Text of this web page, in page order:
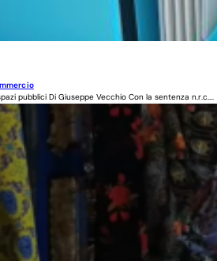
pubblici Di Giuseppe Vecchio Con la sentenza n.r.c....